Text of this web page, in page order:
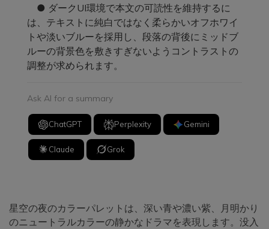
● ダークUI環境で本文の可読性を維持するに
は、テキストに純白ではなく柔らかいオフホワイ
トや淡いブルーを採用し、段落の背後にミッドブ
ルーの背景色を敷きすぎないようコントラストの
調整が求められます。
Ask AI for a summary
ChatGPT Perplexity Gemini
Claude Grok
星空の夜のカラーパレットは、深い青や濃い紫、月明かり
のニュートラルカラーの静かなドラマを表現します。没入